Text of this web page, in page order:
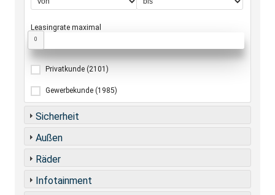
Leasingrate maximal
0
Privatkunde (2101)
Gewerbekunde (1985)
Sicherheit
Außen
Räder
Infotainment